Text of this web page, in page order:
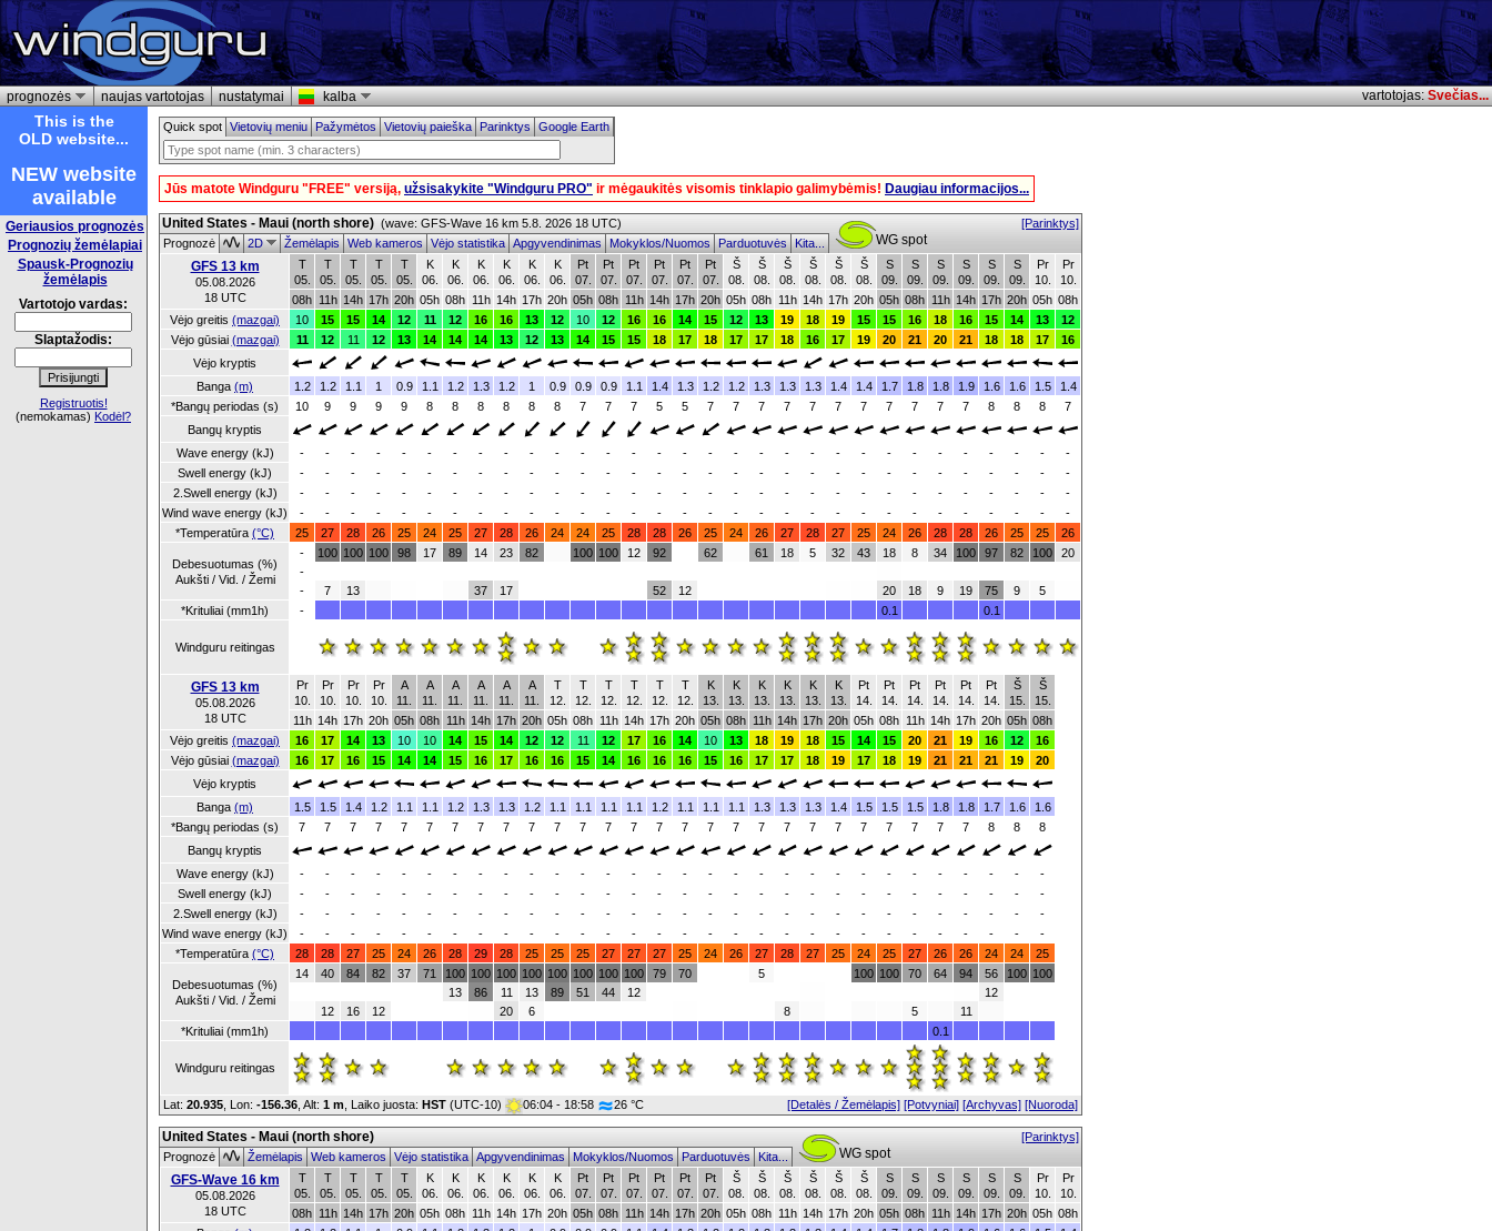
prognozės naujas vartotojas nustatymai kalba vartotojas:Svečias...
This is the
OLD website...
NEW website
available
Geriausios prognozės
Prognozių žemėlapiai
Spausk-Prognozių
žemėlapis
Vartotojo vardas:
Slaptažodis:
Registruotis!
(nemokamas) Kodėl?
Quick spot Vietovių meniuPažymėtosVietovių paieškaParinktysGoogle Earth
Jūs matote Windguru "FREE" versiją, užsisakykite "Windguru PRO" ir mėgaukitės visomis tinklapio galimybėmis! Daugiau informacijos...
United States - Maui (north shore) (wave: GFS-Wave 16 km 5.8. 2026 18 UTC)
[Parinktys]
Prognozė
2D ŽemėlapisWeb kamerosVėjo statistikaApgyvendinimasMokyklos/NuomosParduotuvėsKita...
WG spot
GFS 13 km
05.08.2026
18 UTC
T
05.
T
05.
T
05.
T
05.
T
05.
K
06.
K
06.
K
06.
K
06.
K
06.
K
06.
Pt
07.
Pt
07.
Pt
07.
Pt
07.
Pt
07.
Pt
07.
Š
08.
Š
08.
Š
08.
Š
08.
Š
08.
Š
08.
S
09.
S
09.
S
09.
S
09.
S
09.
S
09.
Pr
10.
Pr
10.
08h 11h 14h 17h 20h 05h 08h 11h 14h 17h 20h 05h 08h 11h 14h 17h 20h 05h 08h 11h 14h 17h 20h 05h 08h 11h 14h 17h 20h 05h 08h
Vėjo greitis (mazgai) 10 15 15 14 12 11 12 16 16 13 12 10 12 16 16 14 15 12 13 19 18 19 15 15 16 18 16 15 14 13
12
Vėjo gūsiai (mazgai) 11 12 11 12 13 14 14 14 13 12 13 14 15 15 18 17 18 17 17 18 16 17 19 20 21 20 21 18 18 17
16
Vėjo kryptis
Banga (m) 1.2 1.2 1.1 1 0.9 1.1 1.2 1.3 1.2 1 0.9 0.9 0.9 1.1 1.4 1.3 1.2 1.2 1.3 1.3 1.3 1.4 1.4 1.7 1.8 1.8 1.9 1.6 1.6 1.5
1.4
*Bangų periodas (s)
10 9 9 9 9 8 8 8 8 8 8 7 7 7 5 5 7 7 7 7 7 7 7 7 7 7 7 8 8 8
7
Bangų kryptis
Wave energy (kJ)
- - - - - - - - - - - - - - - - - - - - - - - - - - - - - -
-
Swell energy (kJ)
- - - - - - - - - - - - - - - - - - - - - - - - - - - - - -
-
2.Swell energy (kJ)
- - - - - - - - - - - - - - - - - - - - - - - - - - - - - -
-
Wind wave energy (kJ)
- - - - - - - - - - - - - - - - - - - - - - - - - - - - - -
-
*Temperatūra (°C) 25 27 28 26 25 24 25 27 28 26 24 24 25 28 28 26 25 24 26 27 28 27 25 24 26 28 28 26 25 25 26
Debesuotumas (%)
Aukšti / Vid. / Žemi
-
-
-
100
7
100
13
100 98 17 89 14
37
23
17
82 100 100 12 92
52 12
62 61 18 5 32 43 18
20
8
18
34
9
100
19
97
75
82
9
100
5
20
*Krituliai (mm1h) - 0.1 0.1
Windguru reitingas
GFS 13 km
05.08.2026
18 UTC
Pr
10.
Pr
10.
Pr
10.
Pr
10.
A
11.
A
11.
A
11.
A
11.
A
11.
A
11.
T
12.
T
12.
T
12.
T
12.
T
12.
T
12.
K
13.
K
13.
K
13.
K
13.
K
13.
K
13.
Pt
14.
Pt
14.
Pt
14.
Pt
14.
Pt
14.
Pt
14.
Š
15.
Š
15.
11h 14h 17h 20h 05h 08h 11h 14h 17h 20h 05h 08h 11h 14h 17h 20h 05h 08h 11h 14h 17h 20h 05h 08h 11h 14h 17h 20h 05h 08h
Vėjo greitis (mazgai) 16 17 14 13 10 10 14 15 14 12 12 11 12 17 16 14 10 13 18 19 18 15 14 15 20 21 19 16 12
16
Vėjo gūsiai (mazgai) 16 17 16 15 14 14 15 16 17 16 16 15 14 16 16 16 15 16 17 17 18 19 17 18 19 21 21 21 19
20
Vėjo kryptis
Banga (m) 1.5 1.5 1.4 1.2 1.1 1.1 1.2 1.3 1.3 1.2 1.1 1.1 1.1 1.1 1.2 1.1 1.1 1.1 1.3 1.3 1.3 1.4 1.5 1.5 1.5 1.8 1.8 1.7 1.6
1.6
*Bangų periodas (s)
7 7 7 7 7 7 7 7 7 7 7 7 7 7 7 7 7 7 7 7 7 7 7 7 7 7 7 8 8
8
Bangų kryptis
Wave energy (kJ)
- - - - - - - - - - - - - - - - - - - - - - - - - - - - -
-
Swell energy (kJ)
- - - - - - - - - - - - - - - - - - - - - - - - - - - - -
-
2.Swell energy (kJ)
- - - - - - - - - - - - - - - - - - - - - - - - - - - - -
-
Wind wave energy (kJ)
- - - - - - - - - - - - - - - - - - - - - - - - - - - - -
-
*Temperatūra (°C) 28 28 27 25 24 26 28 29 28 25 25 25 27 27 27 25 24 26 27 28 27 25 24 25 27 26 26 24 24 25
Debesuotumas (%)
Aukšti / Vid. / Žemi
14 40
12
84
16
82
12
37 71
100
13
100
86
100
11
20
100
13
6
100
89
100
51
100
44
100
12
79 70 5
8
100 100 70
5
64 94
11
56
12
100 100
*Krituliai (mm1h) 0.1
Windguru reitingas
Lat: 20.935 , Lon: -156.36 Alt: 1 m , Laiko juosta: HST (UTC-10) 06:04 - 18:58 26 °C [Detalės / Žemėlapis] [Potvyniai] [Archyvas] [Nuoroda]
United States - Maui (north shore)
[Parinktys]
Prognozė
ŽemėlapisWeb kamerosVėjo statistikaApgyvendinimasMokyklos/NuomosParduotuvėsKita...
WG spot
GFS-Wave 16 km
05.08.2026
18 UTC
T
05.
T
05.
T
05.
T
05.
T
05.
K
06.
K
06.
K
06.
K
06.
K
06.
K
06.
Pt
07.
Pt
07.
Pt
07.
Pt
07.
Pt
07.
Pt
07.
Š
08.
Š
08.
Š
08.
Š
08.
Š
08.
Š
08.
S
09.
S
09.
S
09.
S
09.
S
09.
S
09.
Pr
10.
Pr
10.
08h 11h 14h 17h 20h 05h 08h 11h 14h 17h 20h 05h 08h 11h 14h 17h 20h 05h 08h 11h 14h 17h 20h 05h 08h 11h 14h 17h 20h 05h 08h